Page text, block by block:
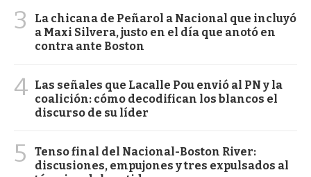
3
La chicana de Peñarol a Nacional que incluyó
a Maxi Silvera, justo en el día que anotó en
contra ante Boston
4 Las señales que Lacalle Pou envió al PN y la
coalición: cómo decodifican los blancos el
discurso de su líder
5
Tenso final del Nacional-Boston River:
discusiones, empujones y tres expulsados al